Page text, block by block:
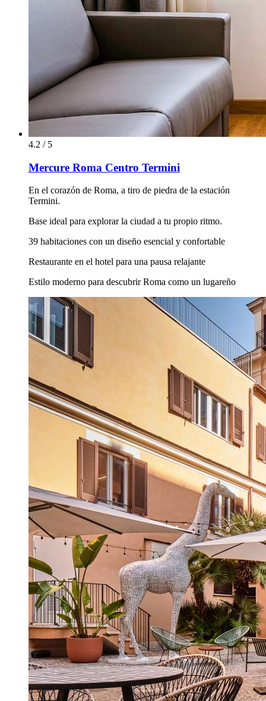
4.2 / 5
Mercure Roma Centro Termini
En el corazón de Roma, a tiro de piedra de la estación
Termini.
Base ideal para explorar la ciudad a tu propio ritmo.
39 habitaciones con un diseño esencial y confortable
Restaurante en el hotel para una pausa relajante
Estilo moderno para descubrir Roma como un lugareño